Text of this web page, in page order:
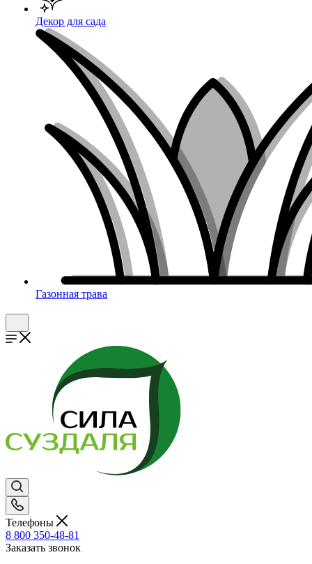
Декор для сада
Газонная трава
Телефоны
8 800 350-48-81
Заказать звонок